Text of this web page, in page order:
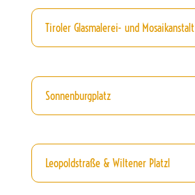
Tiroler Glasmalerei- und Mosaikanstalt
Sonnenburgplatz
Leopoldstraße & Wiltener Platzl